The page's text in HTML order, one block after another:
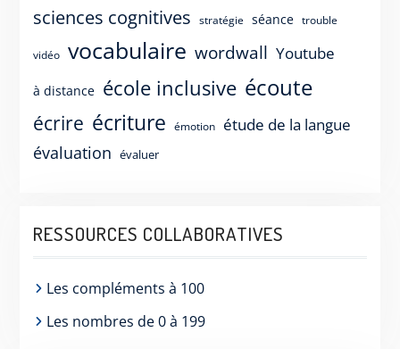
sciences cognitives stratégie séance trouble
vidéo vocabulaire wordwall Youtube
à distance école inclusive écoute
écrire écriture émotion étude de la langue
évaluation évaluer
RESSOURCES COLLABORATIVES
Les compléments à 100
Les nombres de 0 à 199